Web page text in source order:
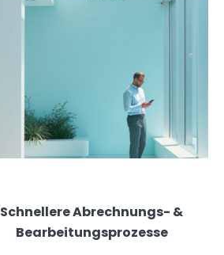
Schnellere Abrechnungs- &
Bearbeitungsprozesse